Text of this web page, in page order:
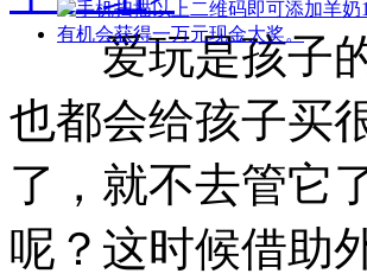
爱玩是孩子的
也都会给孩子买
了，就不去管它
呢？这时候借助